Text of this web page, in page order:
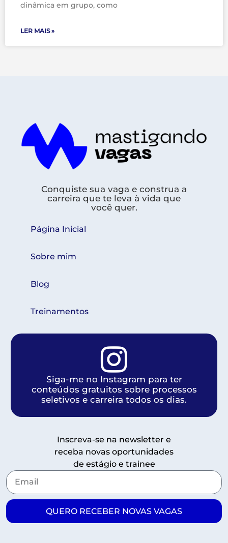
dinâmica em grupo, como
LER MAIS »
Conquiste sua vaga e construa a
carreira que te leva à vida que
você quer.
Página Inicial
Sobre mim
Blog
Treinamentos
Siga-me no Instagram para ter
conteúdos gratuitos sobre processos
seletivos e carreira todos os dias.
Inscreva-se na newsletter e
receba novas oportunidades
de estágio e trainee
QUERO RECEBER NOVAS VAGAS